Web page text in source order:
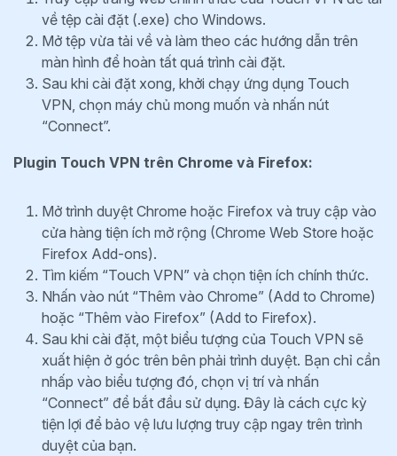
về tệp cài đặt (.exe) cho Windows.
Mở tệp vừa tải về và làm theo các hướng dẫn trên
màn hình để hoàn tất quá trình cài đặt.
Sau khi cài đặt xong, khởi chạy ứng dụng Touch
VPN, chọn máy chủ mong muốn và nhấn nút
“Connect”.
Plugin Touch VPN trên Chrome và Firefox:
Mở trình duyệt Chrome hoặc Firefox và truy cập vào
cửa hàng tiện ích mở rộng (Chrome Web Store hoặc
Firefox Add-ons).
Tìm kiếm “Touch VPN” và chọn tiện ích chính thức.
Nhấn vào nút “Thêm vào Chrome” (Add to Chrome)
hoặc “Thêm vào Firefox” (Add to Firefox).
Sau khi cài đặt, một biểu tượng của Touch VPN sẽ
xuất hiện ở góc trên bên phải trình duyệt. Bạn chỉ cần
nhấp vào biểu tượng đó, chọn vị trí và nhấn
“Connect” để bắt đầu sử dụng. Đây là cách cực kỳ
tiện lợi để bảo vệ lưu lượng truy cập ngay trên trình
duyệt của bạn.